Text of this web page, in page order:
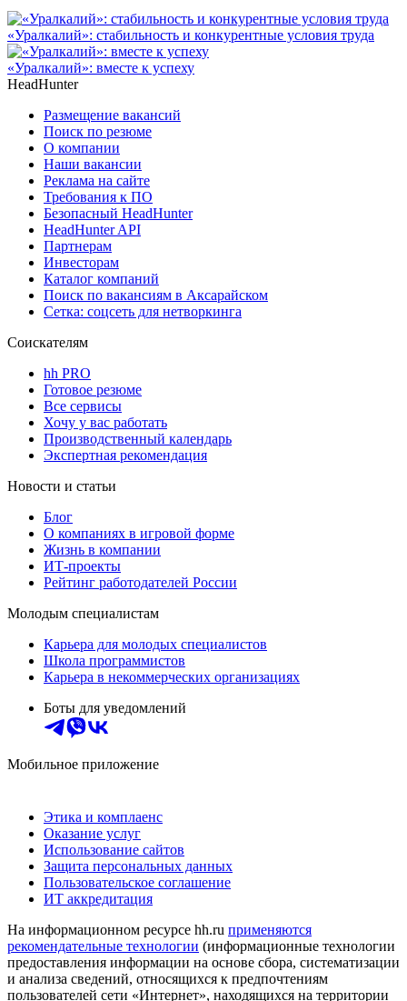
«Уралкалий»: стабильность и конкурентные условия труда
«Уралкалий»: вместе к успеху
HeadHunter
Размещение вакансий
Поиск по резюме
О компании
Наши вакансии
Реклама на сайте
Требования к ПО
Безопасный HeadHunter
HeadHunter API
Партнерам
Инвесторам
Каталог компаний
Поиск по вакансиям в Аксарайском
Сетка: соцсеть для нетворкинга
Соискателям
hh PRO
Готовое резюме
Все сервисы
Хочу у вас работать
Производственный календарь
Экспертная рекомендация
Новости и статьи
Блог
О компаниях в игровой форме
Жизнь в компании
ИТ-проекты
Рейтинг работодателей России
Молодым специалистам
Карьера для молодых специалистов
Школа программистов
Карьера в некоммерческих организациях
Боты для уведомлений
Мобильное приложение
Этика и комплаенс
Оказание услуг
Использование сайтов
Защита персональных данных
Пользовательское соглашение
ИТ аккредитация
На информационном ресурсе hh.ru применяются
рекомендательные технологии (информационные технологии
предоставления информации на основе сбора, систематизации
и анализа сведений, относящихся к предпочтениям
пользователей сети «Интернет», находящихся на территории